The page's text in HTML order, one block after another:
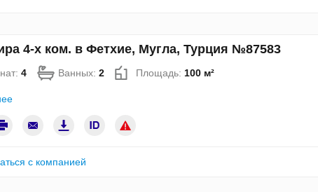
4-х ком. в Фетхие, Мугла, Турция №87583
4 Ванных: 2 Площадь: 100 м²
с компанией